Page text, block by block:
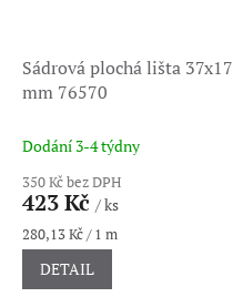
Sádrová plochá lišta 37x17
mm 76570
Dodání 3-4 týdny
350 Kč bez DPH
423 Kč / ks
Měrná
cena:
280,13 Kč / 1 m
DETAIL